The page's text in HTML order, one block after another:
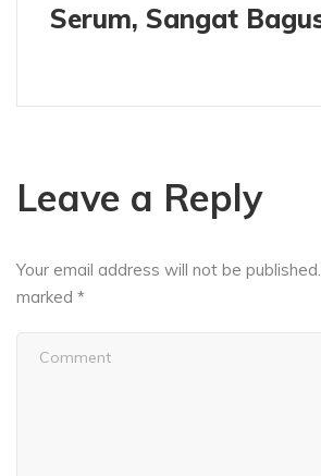
Leave a Reply
Your email address will not be published.
marked *